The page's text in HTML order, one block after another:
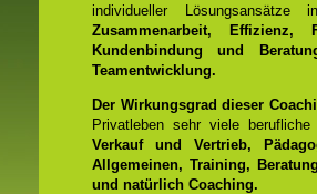
individueller
Zusammenarbeit, Effizienz,
Kundenbindung und
Teamentwicklung.
Der Wirkungsgrad dieser
Privatleben sehr viele
Verkauf und Vertrieb,
Allgemeinen, Training,
und natürlich Coaching.